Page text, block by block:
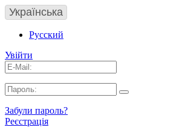
Українська
Русский
Увійти
Забули пароль?
Реєстрація